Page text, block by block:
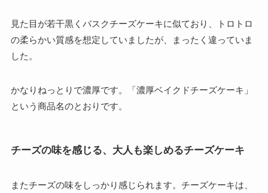
見た目が若干黒くバスクチーズケーキに似ており、トロトロ
の柔らかい質感を想定していましたが、まったく違っていま
した。
かなりねっとりで濃厚です。「濃厚ベイクドチーズケーキ」
という商品名のとおりです。
チーズの味を感じる、大人も楽しめるチーズケーキ
またチーズの味をしっかり感じられます。チーズケーキは、